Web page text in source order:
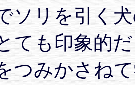
ソリを引く
ても印象的
つみかさね